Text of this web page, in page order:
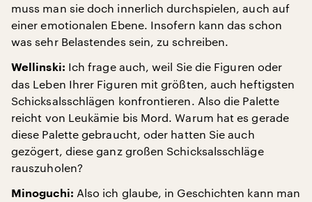
muss man sie doch innerlich durchspielen, auch auf
einer emotionalen Ebene. Insofern kann das schon
was sehr Belastendes sein, zu schreiben.
Wellinski: Ich frage auch, weil Sie die Figuren oder
das Leben Ihrer Figuren mit größten, auch heftigsten
Schicksalsschlägen konfrontieren. Also die Palette
reicht von Leukämie bis Mord. Warum hat es gerade
diese Palette gebraucht, oder hatten Sie auch
gezögert, diese ganz großen Schicksalsschläge
rauszuholen?
Minoguchi: Also ich glaube, in Geschichten kann man